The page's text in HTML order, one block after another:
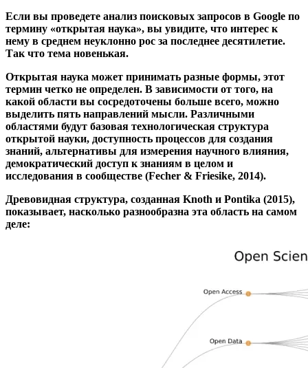
1. Многообразие открытой науки
Если вы проведете анализ поисковых запросов в Google по
нему в среднем неуклонно рос за последнее десятилетие.
Так что тема новенькая.
Открытая наука может принимать разные формы, этот
термин четко не определен. В зависимости от того, на
какой области вы сосредоточены больше всего, можно
выделить пять направлений мысли. Различными
областями будут базовая технологическая структура
открытой науки, доступность процессов для создания
демократический доступ к знаниям в целом и
исследования в сообществе (Fecher & Friesike, 2014).
показывает, насколько разнообразна эта область на самом
Рисунок 1: Иерархическая классификация терминов на
основе Open Science; Кнот и Понтика (2015)